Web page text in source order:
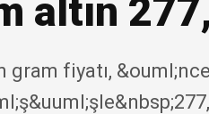
altın
gram fiyatı,